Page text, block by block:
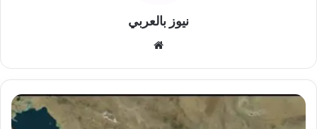
نيوز بالعربي
البنتاغون:
تطهير